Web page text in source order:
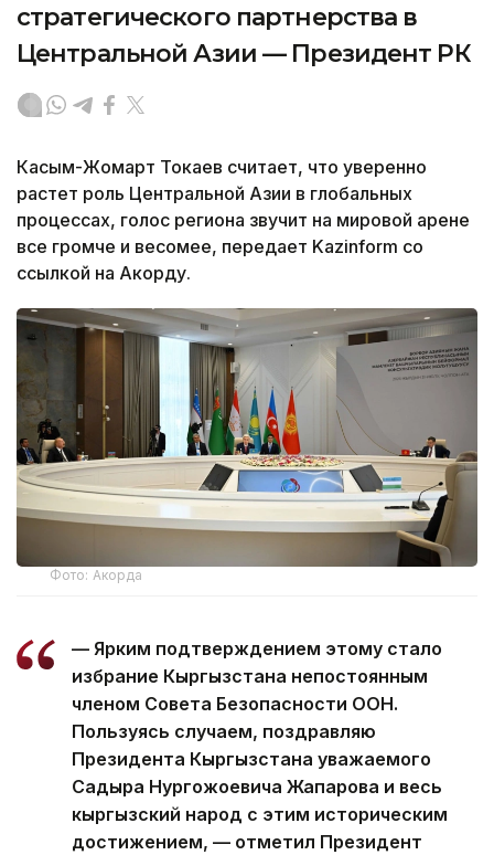
стратегического партнерства в
Центральной Азии — Президент РК
Касым-Жомарт Токаев считает, что уверенно
растет роль Центральной Азии в глобальных
процессах, голос региона звучит на мировой арене
все громче и весомее, передает Kazinform со
ссылкой на Акорду.
Фото: Акорда
— Ярким подтверждением этому стало
избрание Кыргызстана непостоянным
членом Совета Безопасности ООН.
Пользуясь случаем, поздравляю
Президента Кыргызстана уважаемого
Садыра Нургожоевича Жапарова и весь
кыргызский народ с этим историческим
достижением, — отметил Президент